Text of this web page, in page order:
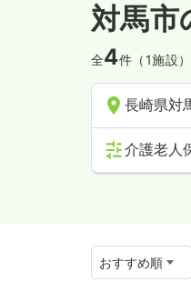
対馬市
全4件（1施設）
長崎県対
介護老人